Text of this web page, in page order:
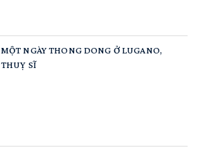
MỘT NGÀY THONG DONG Ở LUGANO,
THUỴ SĨ